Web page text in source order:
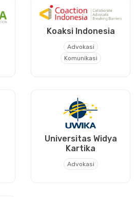
Koaksi Indonesia
Advokasi
Komunikasi
Universitas Widya
Kartika
Advokasi